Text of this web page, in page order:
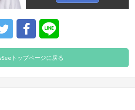
トップページに戻る